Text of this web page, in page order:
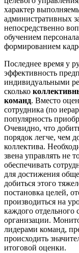
характер
административных
непосредственно
обучением
формированием
Последнее время у
эффективность
индивидуальными
сколько
команд. Вместо
сотрудника (по
популярность
Очевидно, что
порядок легче, чем
коллектива.
звена управлять не
обеспечивать
для достижения
добиться этого
постановка целей,
производиться на
каждого отдельного
организации.
лидерами команд,
происходить
итоговой оценки.